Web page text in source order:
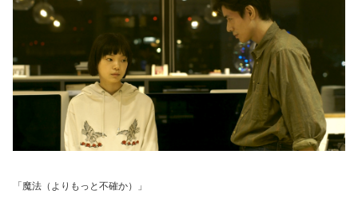
「魔法（よりもっと不確か）」